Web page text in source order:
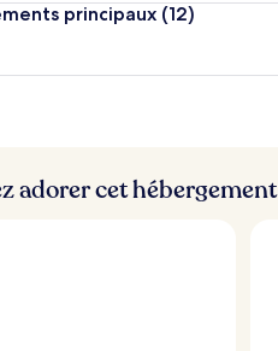
principaux (12)
adorer cet hébergement